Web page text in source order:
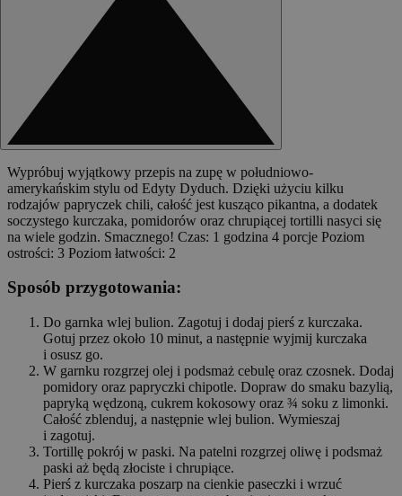
Wypróbuj wyjątkowy przepis na zupę w południowo-
amerykańskim stylu od Edyty Dyduch. Dzięki użyciu kilku
rodzajów papryczek chili, całość jest kusząco pikantna, a dodatek
soczystego kurczaka, pomidorów oraz chrupiącej tortilli nasyci się
na wiele godzin. Smacznego! Czas: 1 godzina 4 porcje Poziom
ostrości: 3 Poziom łatwości: 2
Sposób przygotowania:
Do garnka wlej bulion. Zagotuj i dodaj pierś z kurczaka.
Gotuj przez około 10 minut, a następnie wyjmij kurczaka
i osusz go.
W garnku rozgrzej olej i podsmaż cebulę oraz czosnek. Dodaj
pomidory oraz papryczki chipotle. Dopraw do smaku bazylią,
papryką wędzoną, cukrem kokosowy oraz ¾ soku z limonki.
Całość zblenduj, a następnie wlej bulion. Wymieszaj
i zagotuj.
Tortillę pokrój w paski. Na patelni rozgrzej oliwę i podsmaż
paski aż będą złociste i chrupiące.
Pierś z kurczaka poszarp na cienkie paseczki i wrzuć